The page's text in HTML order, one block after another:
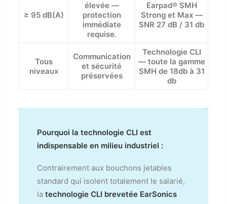
≥ 95 dB(A)
élevée —
protection
immédiate
requise.
Earpad® SMH
Strong et Max —
SNR 27 dB / 31 db
Tous
niveaux
Communication
et sécurité
préservées
Technologie CLI
— toute la gamme
SMH de 18db à 31
db
Pourquoi la technologie CLI est
indispensable en milieu industriel :
Contrairement aux bouchons jetables
standard qui isolent totalement le salarié,
la technologie CLI brevetée EarSonics